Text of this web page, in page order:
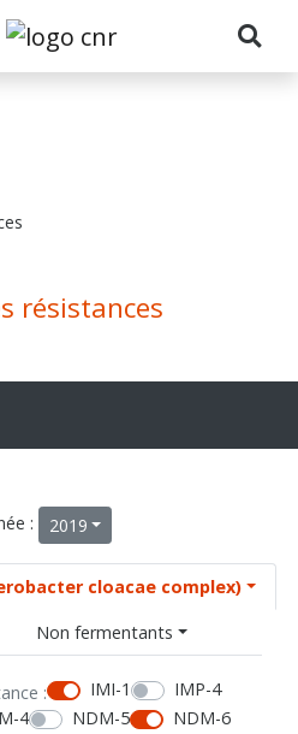
résistances
: 2019
cloacae complex)
Non fermentants
: IMI-1
IMP-4
4 NDM-5
NDM-6